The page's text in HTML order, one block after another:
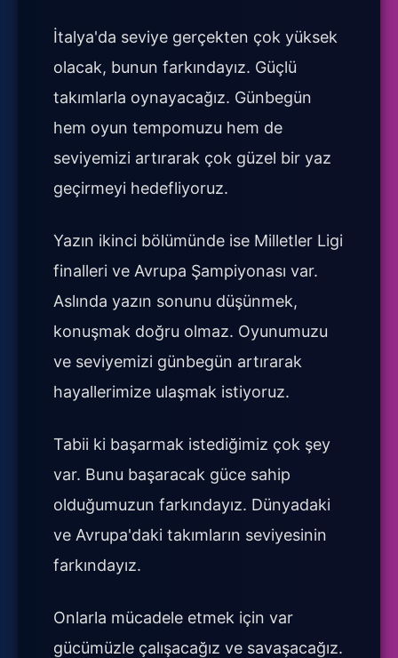
İtalya'da seviye gerçekten çok yüksek
olacak, bunun farkındayız. Güçlü
takımlarla oynayacağız. Günbegün
hem oyun tempomuzu hem de
seviyemizi artırarak çok güzel bir yaz
geçirmeyi hedefliyoruz.
Yazın ikinci bölümünde ise Milletler Ligi
finalleri ve Avrupa Şampiyonası var.
Aslında yazın sonunu düşünmek,
konuşmak doğru olmaz. Oyunumuzu
ve seviyemizi günbegün artırarak
hayallerimize ulaşmak istiyoruz.
Tabii ki başarmak istediğimiz çok şey
var. Bunu başaracak güce sahip
olduğumuzun farkındayız. Dünyadaki
ve Avrupa'daki takımların seviyesinin
farkındayız.
Onlarla mücadele etmek için var
gücümüzle çalışacağız ve savaşacağız.